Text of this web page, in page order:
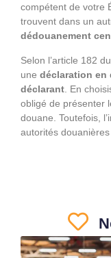
compétent de votre
trouvent dans un
dédouanement
Selon l’article 182
une déclaration en
déclarant . En
obligé de présenter
douane. Toutefois,
autorités douanières